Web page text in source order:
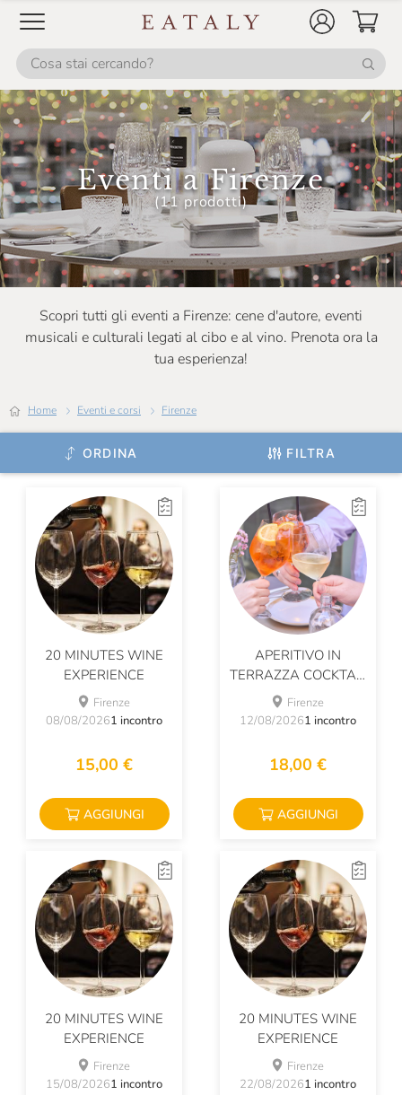
Eventi a Firenze
(11 prodotti)
Scopri tutti gli eventi a Firenze: cene d'autore, eventi
musicali e culturali legati al cibo e al vino. Prenota ora la
tua esperienza!
Home Eventi e corsi Firenze
ORDINA FILTRA
20 MINUTES WINE
EXPERIENCE
Firenze
08/08/20261 incontro
15,00 €
AGGIUNGI
APERITIVO IN
TERRAZZA COCKTAIL
& CALZONCINI
Firenze
12/08/20261 incontro
18,00 €
AGGIUNGI
20 MINUTES WINE
EXPERIENCE
Firenze
15/08/20261 incontro
20 MINUTES WINE
EXPERIENCE
Firenze
22/08/20261 incontro